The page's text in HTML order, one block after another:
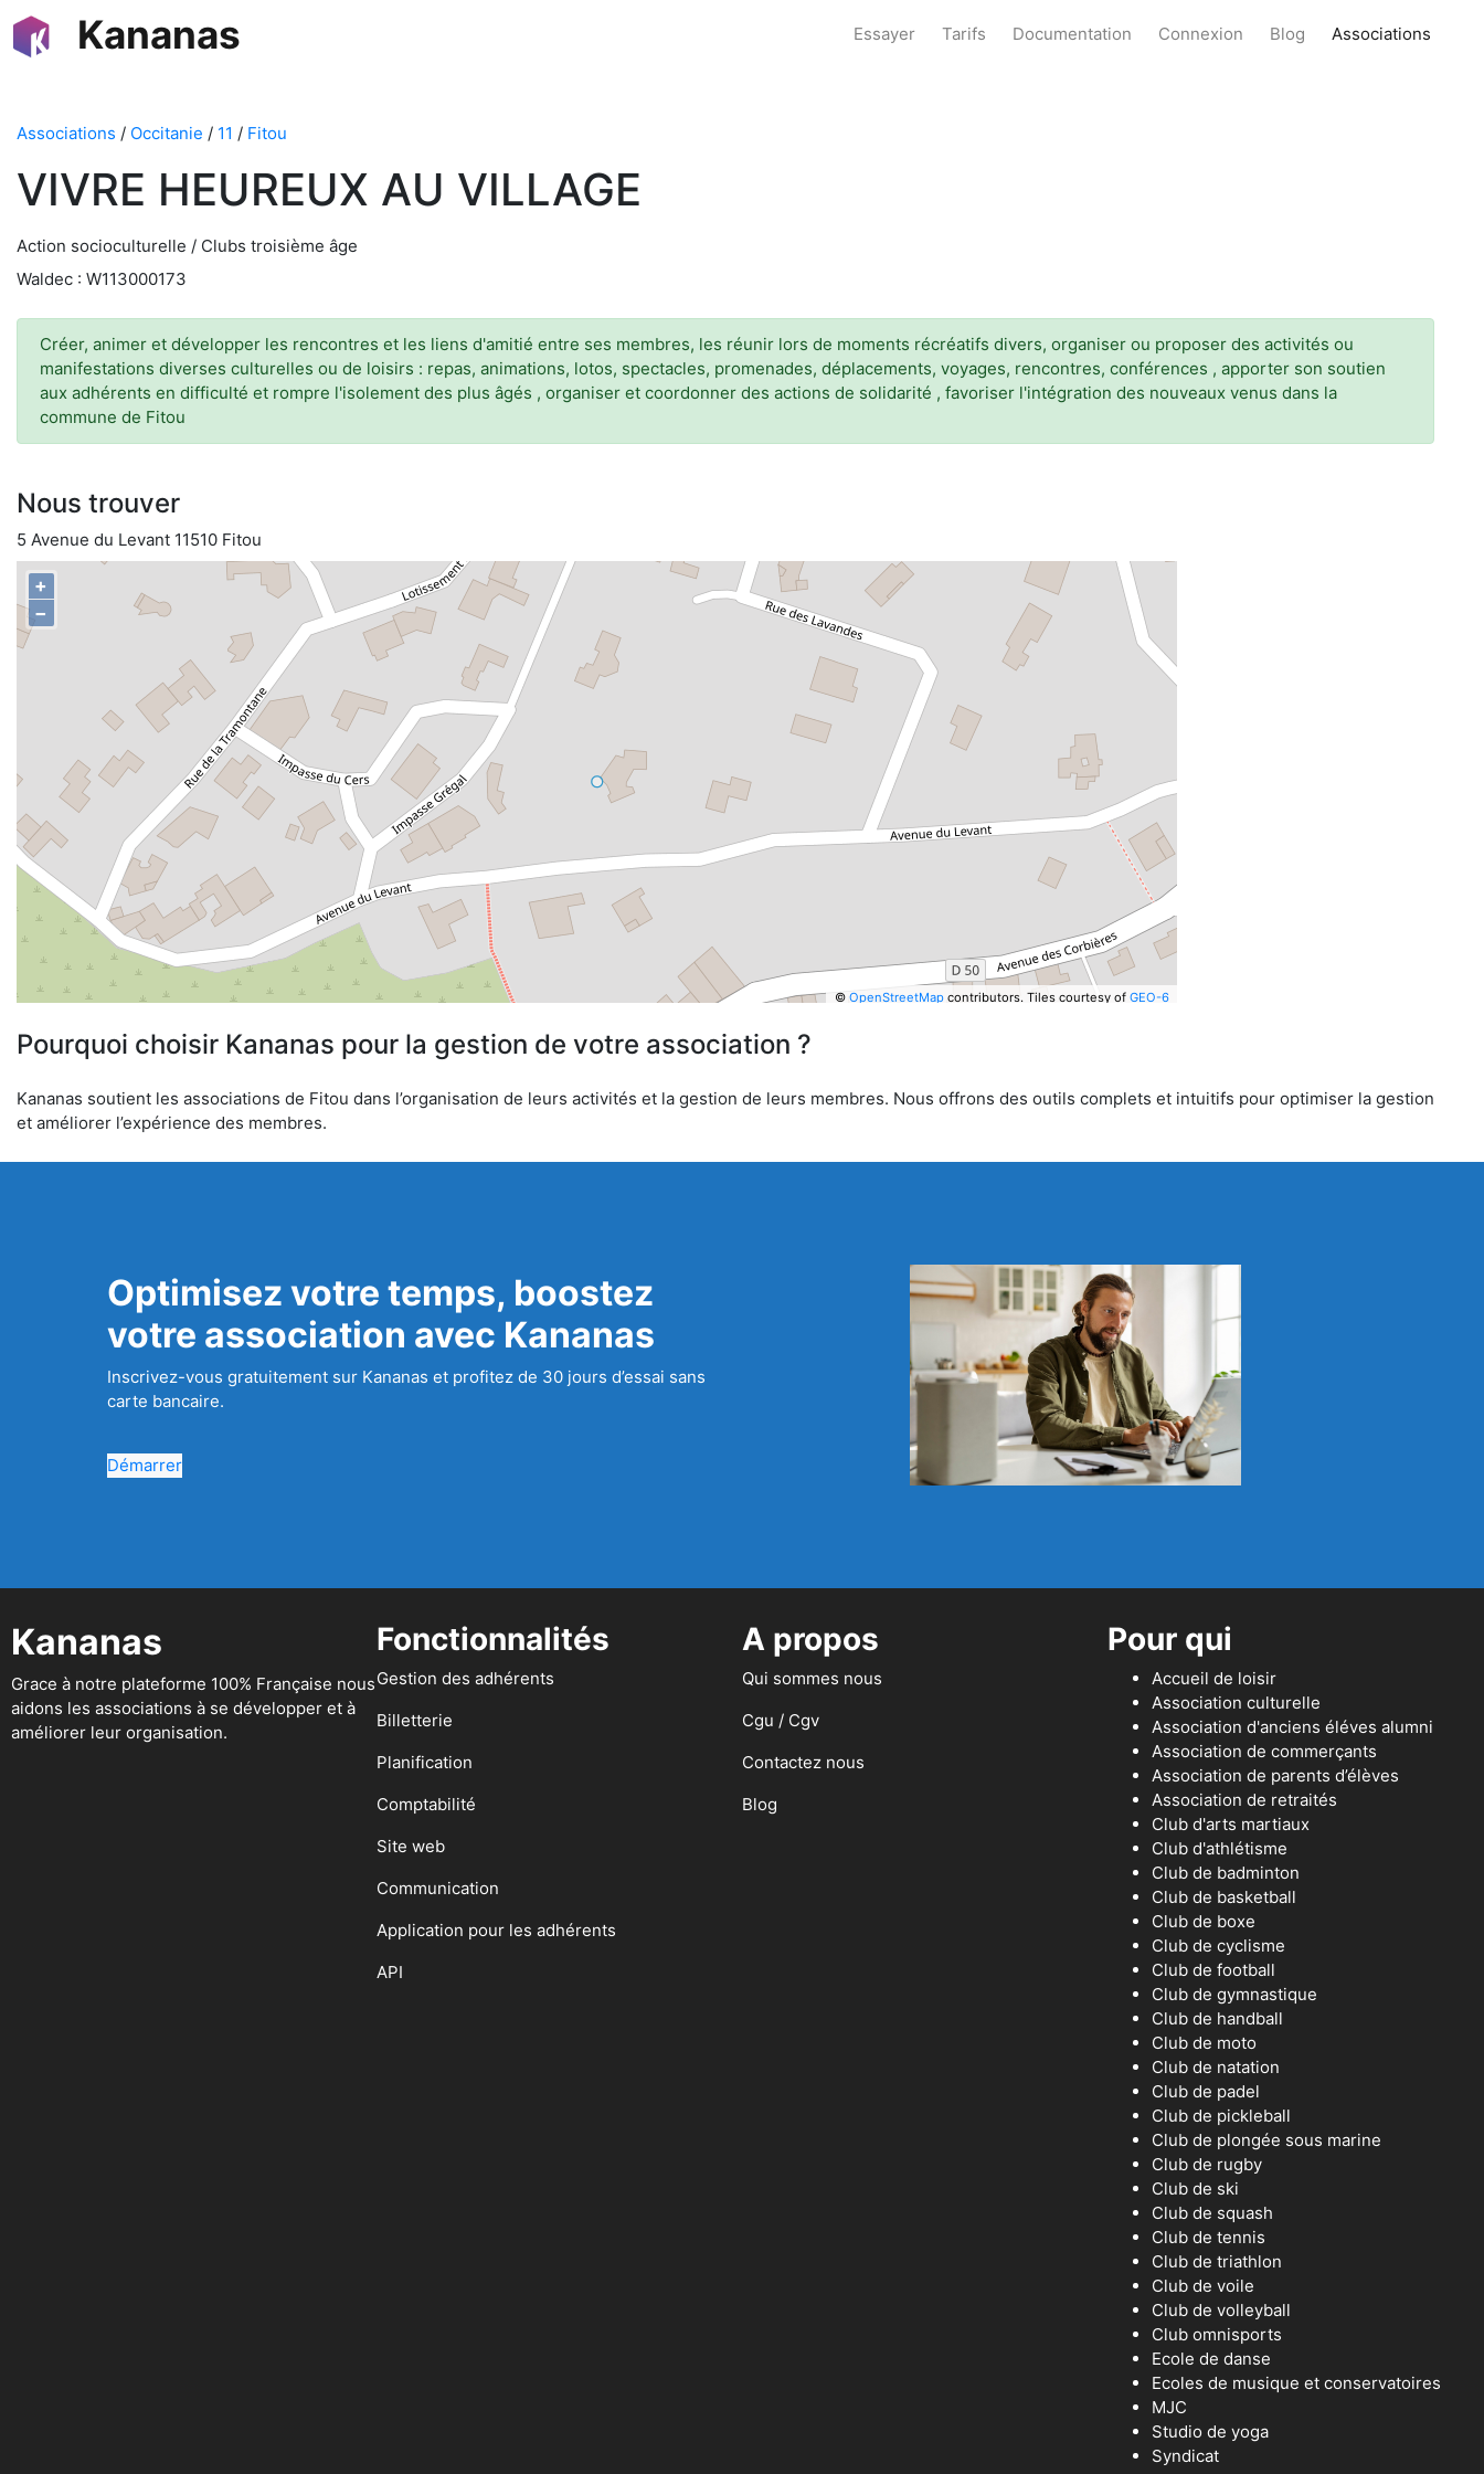
Kananas Essayer Tarifs Documentation Connexion Blog Associations
Associations / Occitanie / 11 / Fitou
VIVRE HEUREUX AU VILLAGE
Action socioculturelle / Clubs troisième âge
Waldec : W113000173
Créer, animer et développer les rencontres et les liens d'amitié entre ses membres, les réunir lors de moments récréatifs divers, organiser ou proposer des activités ou
manifestations diverses culturelles ou de loisirs : repas, animations, lotos, spectacles, promenades, déplacements, voyages, rencontres, conférences , apporter son soutien
aux adhérents en difficulté et rompre l'isolement des plus âgés , organiser et coordonner des actions de solidarité , favoriser l'intégration des nouveaux venus dans la
commune de Fitou
Nous trouver
5 Avenue du Levant 11510 Fitou
+
−
© OpenStreetMapcontributors. Tiles courtesy of GEO-6
Pourquoi choisir Kananas pour la gestion de votre association ?
Kananas soutient les associations de Fitou dans l’organisation de leurs activités et la gestion de leurs membres. Nous offrons des outils complets et intuitifs pour optimiser la gestion
et améliorer l’expérience des membres.
Optimisez votre temps, boostez
votre association avec Kananas
Inscrivez-vous gratuitement sur Kananas et profitez de 30 jours d’essai sans
carte bancaire.
Démarrer
Kananas
Grace à notre plateforme 100% Française nous
aidons les associations à se développer et à
améliorer leur organisation.
Fonctionnalités
Gestion des adhérents
Billetterie
Planification
Comptabilité
Site web
Communication
Application pour les adhérents
API
A propos
Qui sommes nous
Cgu / Cgv
Contactez nous
Blog
Pour qui
Accueil de loisir
Association culturelle
Association d'anciens éléves alumni
Association de commerçants
Association de parents d’élèves
Association de retraités
Club d'arts martiaux
Club d'athlétisme
Club de badminton
Club de basketball
Club de boxe
Club de cyclisme
Club de football
Club de gymnastique
Club de handball
Club de moto
Club de natation
Club de padel
Club de pickleball
Club de plongée sous marine
Club de rugby
Club de ski
Club de squash
Club de tennis
Club de triathlon
Club de voile
Club de volleyball
Club omnisports
Ecole de danse
Ecoles de musique et conservatoires
MJC
Studio de yoga
Syndicat